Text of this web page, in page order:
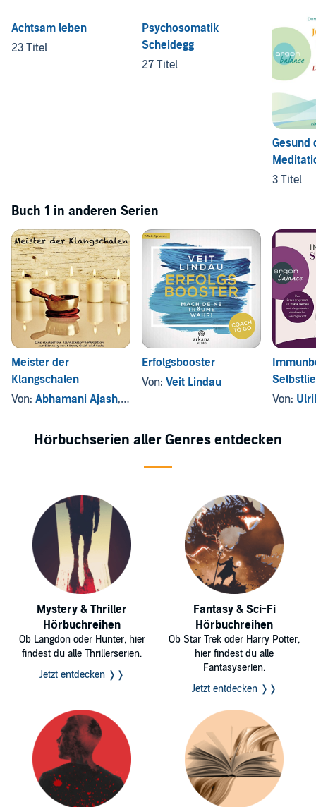
Achtsam leben
23 Titel
Psychosomatik
Scheidegg
27 Titel
Gesund
3 Titel
Buch 1 in anderen Serien
Meister der
Klangschalen
Von: Abhamani Ajash, und andere
Erfolgsbooster
Von: Veit Lindau
Von:
Hörbuchserien aller Genres entdecken
Mystery & Thriller
Hörbuchreihen
Ob Langdon oder Hunter, hier
findest du alle Thrillerserien.
Jetzt entdecken ❭❭
Fantasy & Sci-Fi
Hörbuchreihen
Ob Star Trek oder Harry Potter,
hier findest du alle
Fantasyserien.
Jetzt entdecken ❭❭